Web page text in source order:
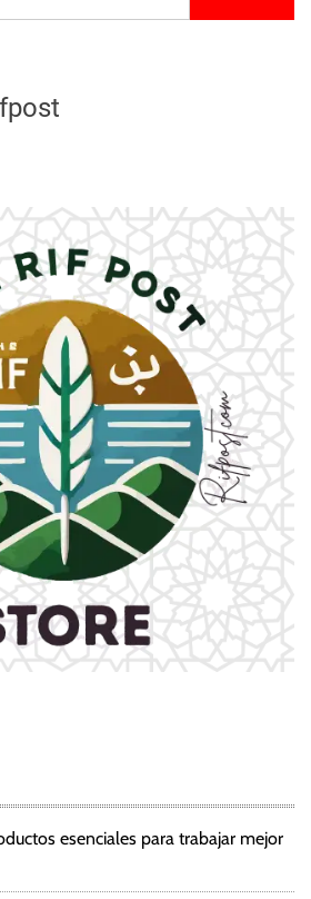
esenciales para trabajar mejor